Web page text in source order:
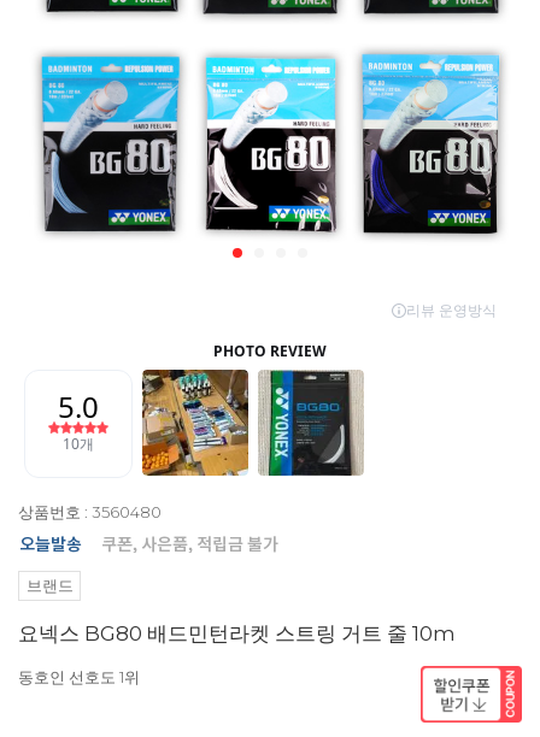
상품번호 : 3560480
브랜드
요넥스 BG80 배드민턴라켓 스트링 거트 줄 10m
동호인 선호도 1위